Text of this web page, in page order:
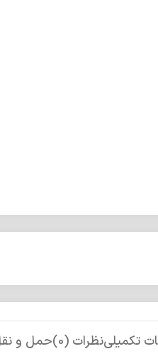
تکمیلینظرات (0) حمل و